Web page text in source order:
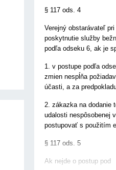
§ 117 ods. 4
Verejný obstarávateľ
poskytnutie služby
podľa odseku 6, ak je
1. v postupe podľa
zmien nespĺňa
účasti, a za
2. zákazka na dodanie
udalosti nespôsobenej
postupovať s použitím
§ 117 ods. 5
Ak nejde o postup pod